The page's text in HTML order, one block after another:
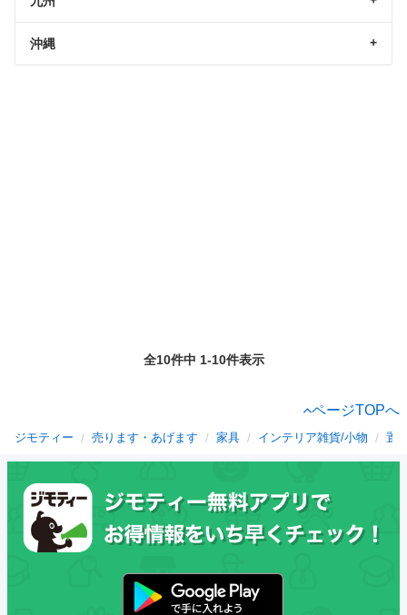
沖縄
全10件中 1-10件表示
ページTOPへ
ジモティー 売ります・あげます 家具 インテリア雑貨/小物 置